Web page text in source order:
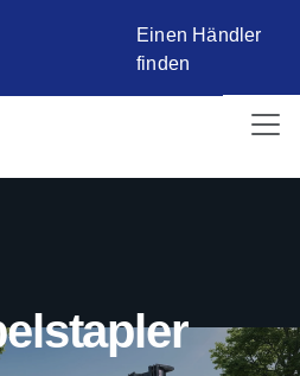
Einen Händler
finden